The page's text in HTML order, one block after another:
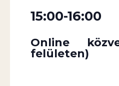
15:00-16:00
Online
felületen)